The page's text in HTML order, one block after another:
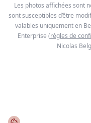
Les photos affichées sont
sont susceptibles d’être
valables uniquement en
Enterprise (règles de
Nicolas